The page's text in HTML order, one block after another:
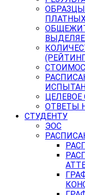
ЦЕЛЕВОЕ
ОТВЕТЫ
СТУДЕНТУ
ЭОС